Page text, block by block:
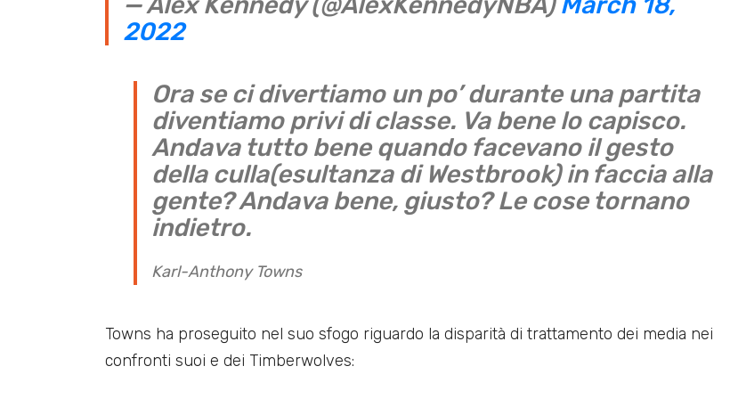
2022
Ora se ci divertiamo un po’ durante una partita
diventiamo privi di classe. Va bene lo capisco.
Andava tutto bene quando facevano il gesto
della culla(esultanza di Westbrook) in faccia alla
gente? Andava bene, giusto? Le cose tornano
indietro.
Karl-Anthony Towns
Towns ha proseguito nel suo sfogo riguardo la disparità di trattamento dei media nei
confronti suoi e dei Timberwolves: